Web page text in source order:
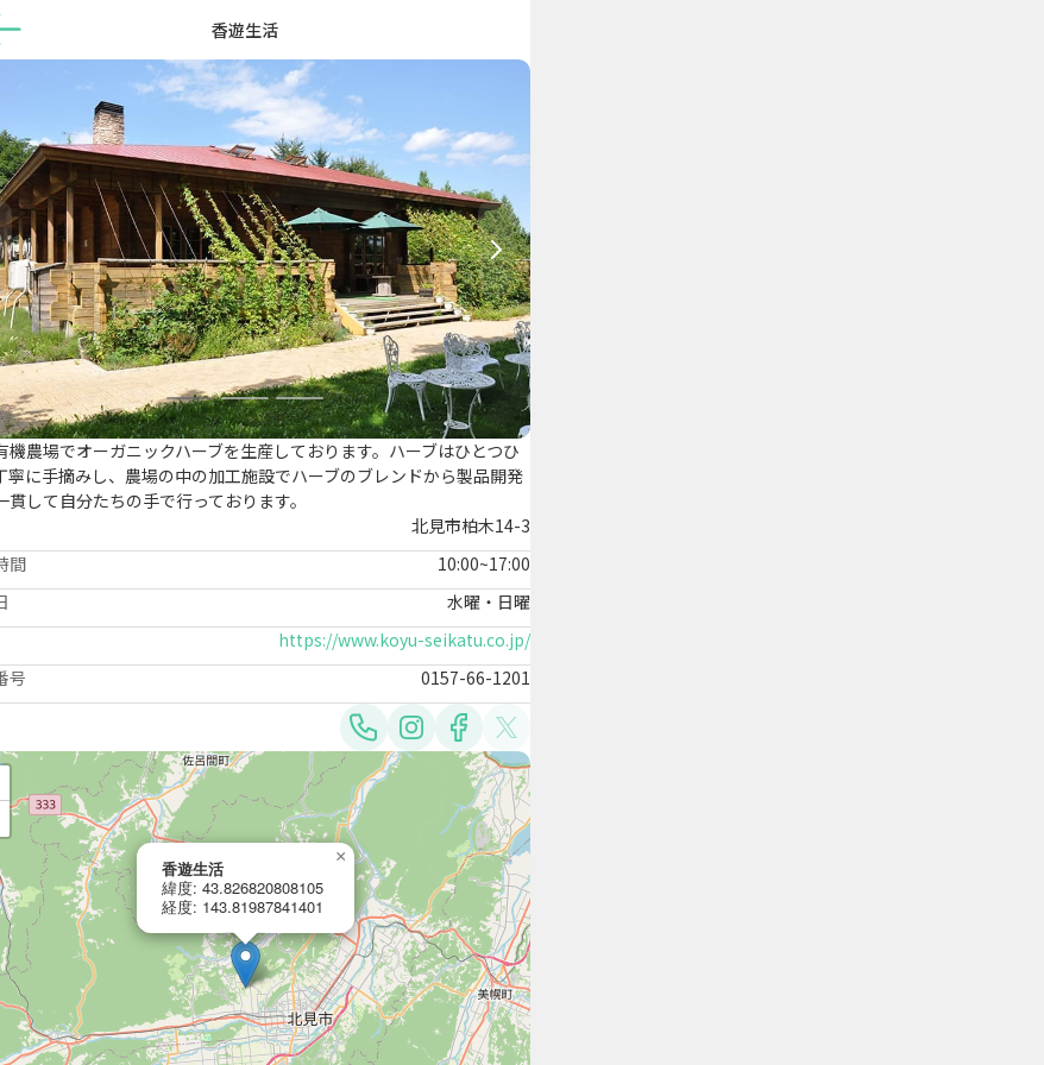
香遊生活
機農場でオーガニックハーブを生産しております。ハーブはひとつひ
寧に手摘みし、農場の中の加工施設でハーブのブレンドから製品開発
貫して自分たちの手で行っております。
北見市柏木14-3
間
10:00~17:00
水曜・日曜
https://www.koyu-seikatu.co.jp/
号
0157-66-1201
香遊生活
緯度: 43.826820808105
経度: 143.81987841401
×